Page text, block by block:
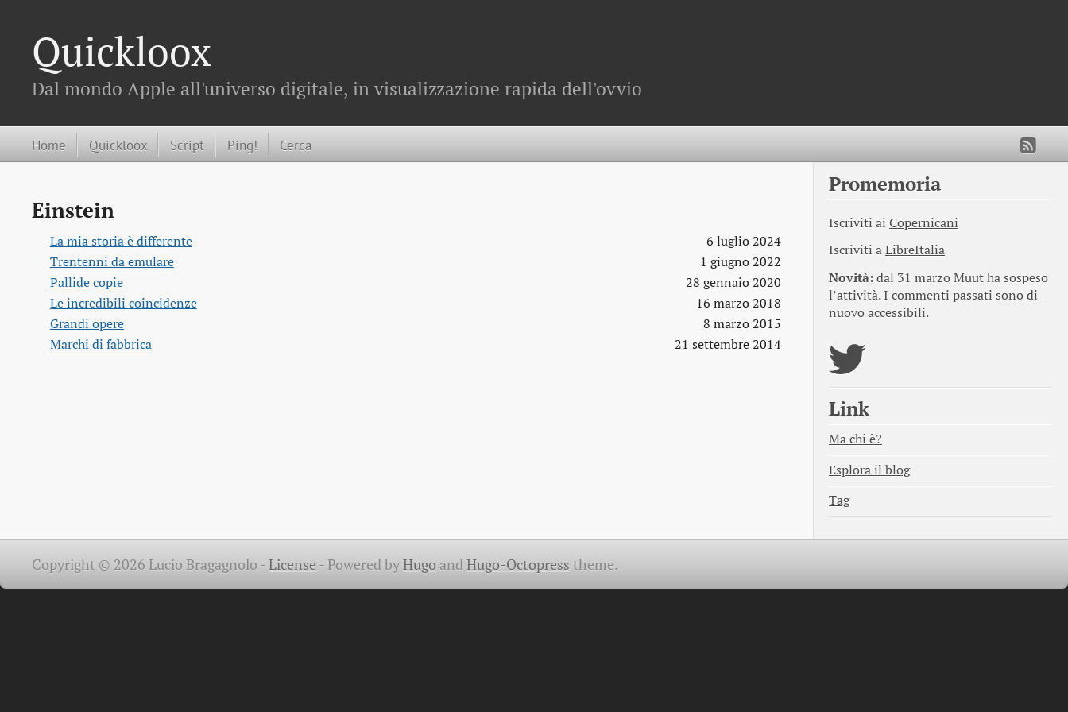
Quickloox
Dal mondo Apple all'universo digitale, in visualizzazione rapida dell'ovvio
Home Quickloox Script Ping! Cerca
Einstein
La mia storia è differente
6 luglio 2024
Trentenni da emulare
1 giugno 2022
Pallide copie
28 gennaio 2020
Le incredibili coincidenze
16 marzo 2018
Grandi opere
8 marzo 2015
Marchi di fabbrica
21 settembre 2014
Promemoria
Iscriviti ai Copernicani
Iscriviti aLibreItalia
Novità:dal 31 marzo Muut ha sospeso
l’attività. I commenti passati sono di
nuovo accessibili.
Link
Ma chi è?
Esplora il blog
Tag
Copyright © 2026 Lucio Bragagnolo -License -Powered byHugoandHugo-Octopress theme.